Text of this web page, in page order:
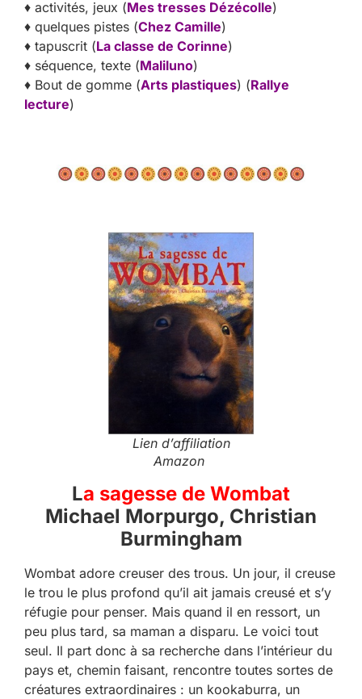
♦ activités, jeux (Mes tresses Dézécolle)
♦ quelques pistes (Chez Camille)
♦ tapuscrit (La classe de Corinne)
♦ séquence, texte (Maliluno)
♦ Bout de gomme (Arts plastiques) (Rallye
lecture)
Lien d’affiliation
Amazon
La sagesse de Wombat
Michael Morpurgo, Christian
Burmingham
Wombat adore creuser des trous. Un jour, il creuse
le trou le plus profond qu’il ait jamais creusé et s’y
réfugie pour penser. Mais quand il en ressort, un
peu plus tard, sa maman a disparu. Le voici tout
seul. Il part donc à sa recherche dans l’intérieur du
pays et, chemin faisant, rencontre toutes sortes de
créatures extraordinaires : un kookaburra, un